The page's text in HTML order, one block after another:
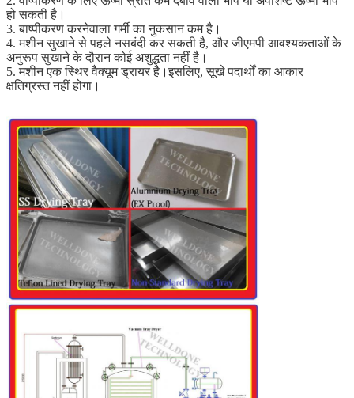
हो सकती है।
3. बाष्पीकरण करनेवाला गर्मी का नुकसान कम है।
4. मशीन सुखाने से पहले नसबंदी कर सकती है, और जीएमपी आवश्यकताओं के
अनुरूप सुखाने के दौरान कोई अशुद्धता नहीं है।
5. मशीन एक स्थिर वैक्यूम ड्रायर है।इसलिए, सूखे पदार्थों का आकार
क्षतिग्रस्त नहीं होगा।